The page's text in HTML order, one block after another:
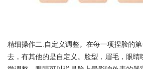
精细操作二.自定义调整。在每一项捏脸的
去，有其他的是自定义。脸型，眉毛，眼睛